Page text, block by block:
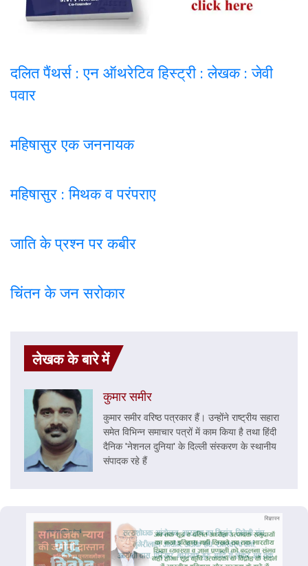
दलित पैंथर्स : एन ऑथरेटिव हिस्ट्री : लेखक : जेवी
पवार
महिषासुर एक जननायक
महिषासुर : मिथक व परंपराए
जाति के प्रश्न पर कबीर
चिंतन के जन सरोकार
लेखक के बारे में
कुमार समीर
कुमार समीर वरिष्ठ पत्रकार हैं। उन्होंने राष्ट्रीय सहारा
समेत विभिन्न समाचार पत्रों में काम किया है तथा हिंदी
दैनिक 'नेशनल दुनिया' के दिल्ली संस्करण के स्थानीय
संपादक रहे हैं